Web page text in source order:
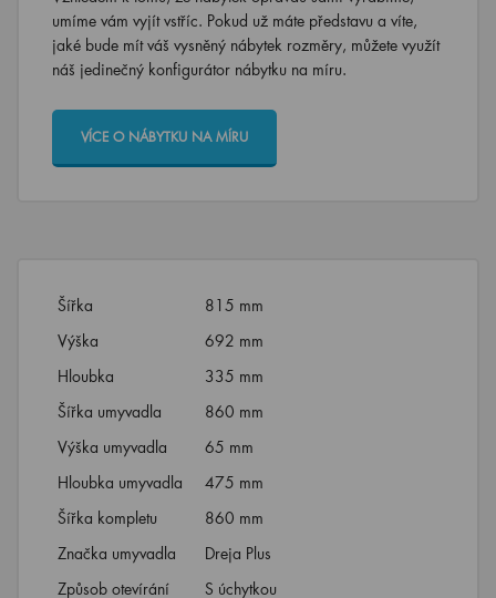
umíme vám vyjít vstříc. Pokud už máte představu a víte,
jaké bude mít váš vysněný nábytek rozměry, můžete využít
náš jedinečný konfigurátor nábytku na míru.
VÍCE O NÁBYTKU NA MÍRU
Šířka
815 mm
Výška
692 mm
Hloubka
335 mm
Šířka umyvadla
860 mm
Výška umyvadla
65 mm
Hloubka umyvadla
475 mm
Šířka kompletu
860 mm
Značka umyvadla
Dreja Plus
Způsob otevírání
S úchytkou